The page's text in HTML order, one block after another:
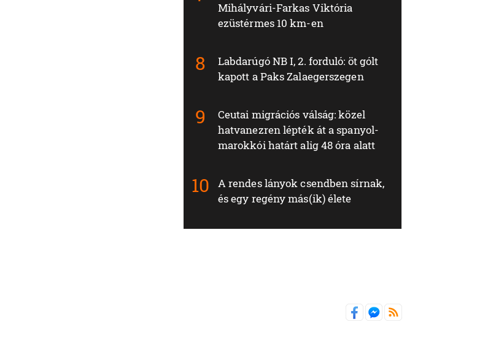
Mihályvári-Farkas Viktória
ezüstérmes 10 km-en
Labdarúgó NB I, 2. forduló: öt gólt
kapott a Paks Zalaegerszegen
Ceutai migrációs válság: közel
hatvanezren lépték át a spanyol-
marokkói határt alig 48 óra alatt
A rendes lányok csendben sírnak,
és egy regény más(ik) élete